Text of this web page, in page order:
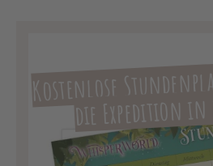
Kostenlose
die Expedition